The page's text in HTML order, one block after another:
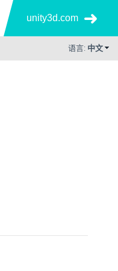
unity3d.com
语言: 中文